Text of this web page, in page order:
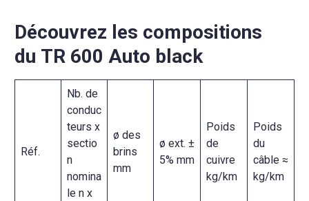
Découvrez les compositions
du TR 600 Auto black
Réf.
Nb. de
conduc
teurs x
sectio
n
nomina
le n x
ø des
brins
mm
ø ext. ±
5% mm
Poids
de
cuivre
kg/km
Poids
du
câble ≈
kg/km